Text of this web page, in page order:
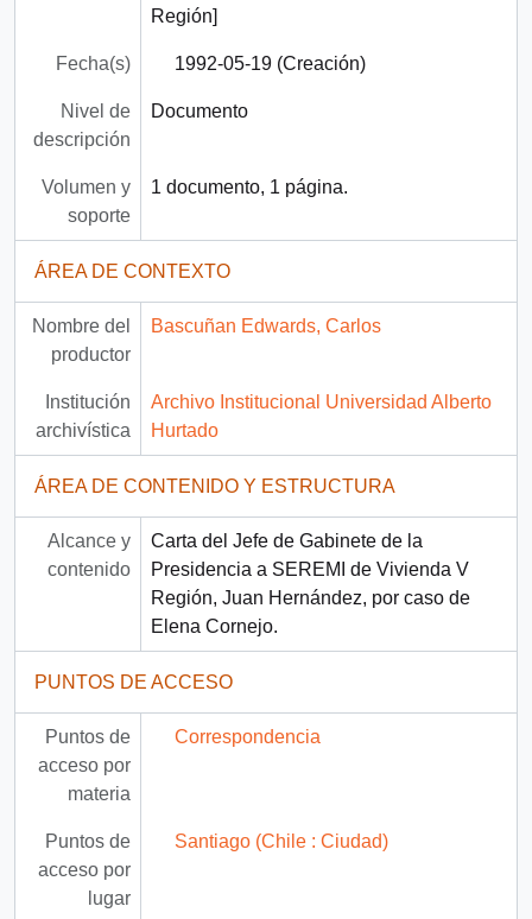
Región]
Fecha(s) 1992-05-19 (Creación)
Nivel de
descripción
Documento
Volumen y
soporte
1 documento, 1 página.
ÁREA DE CONTEXTO
Nombre del
productor
Bascuñan Edwards, Carlos
Institución
archivística
Archivo Institucional Universidad Alberto
Hurtado
ÁREA DE CONTENIDO Y ESTRUCTURA
Alcance y
contenido
Carta del Jefe de Gabinete de la
Presidencia a SEREMI de Vivienda V
Región, Juan Hernández, por caso de
Elena Cornejo.
PUNTOS DE ACCESO
Puntos de
acceso por
materia
Correspondencia
Puntos de
acceso por
lugar
Santiago (Chile : Ciudad)